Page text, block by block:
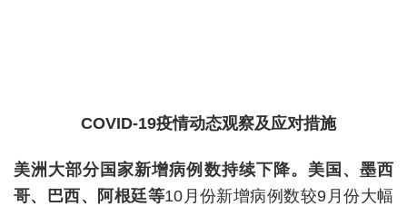
COVID-19疫情动态观察及应对措施
美洲大部分国家新增病例数持续下降。美国、墨西
哥、巴西、阿根廷等10月份新增病例数较9月份大幅